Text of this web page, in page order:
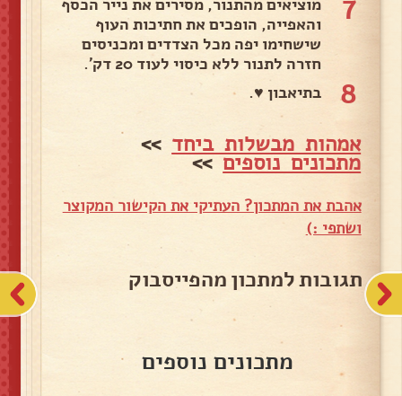
מוציאים מהתנור, מסירים את נייר הכסף
והאפייה, הופכים את חתיכות העוף
שישחימו יפה מכל הצדדים ומכניסים
חזרה לתנור ללא כיסוי לעוד 20 דק'.
8 בתיאבון ♥.
אמהות מבשלות ביחד >>
מתכונים נוספים>>
אהבת את המתכון? העתיקי את הקישור המקוצר
ושתפי :)
תגובות למתכון מהפייסבוק
מתכונים נוספים